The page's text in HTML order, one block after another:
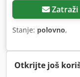
Zatraži
Stanje: polovno,
Otkrijte još